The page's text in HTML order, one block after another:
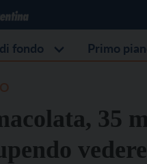
fondo Primo
35